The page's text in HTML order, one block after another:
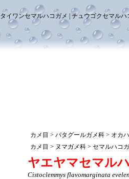
カメ目 バタグールガメ科
オカ
カメ目
ヌマガメ科 セマルハコ
ヤエヤマセマル
Cistoclemmys flavomarginata
タイワンセマルハコガメ チュウゴクセマルハ